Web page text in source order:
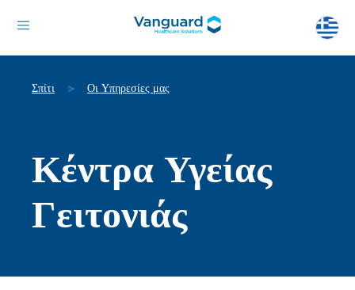
Σπίτι > Οι Υπηρεσίες μας
Κέντρα Υγείας
Γειτονιάς